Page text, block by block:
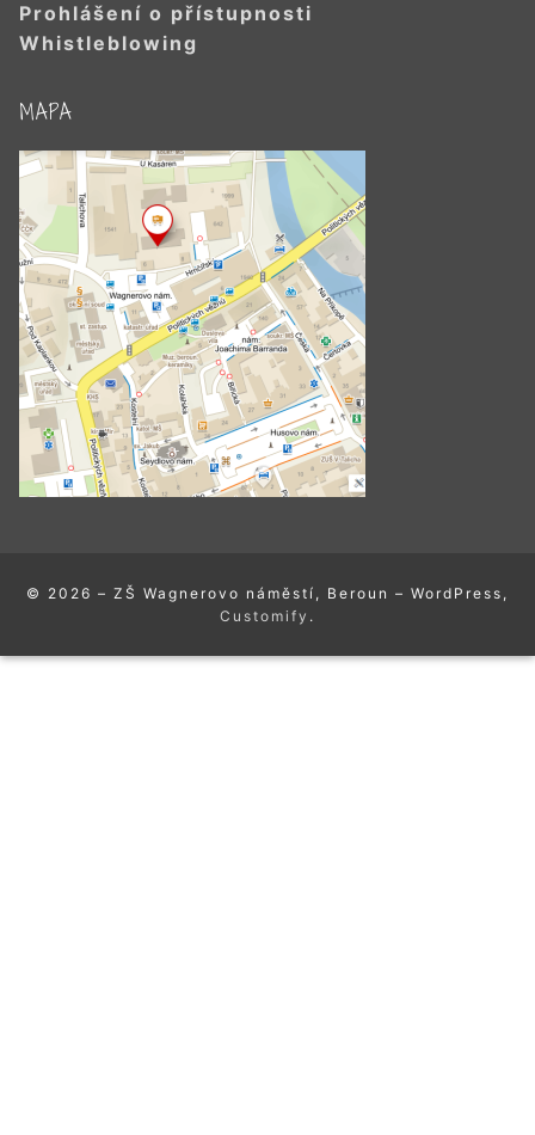
Prohlášení o přístupnosti
Whistleblowing
MAPA
© 2026 – ZŠ Wagnerovo náměstí, Beroun – WordPress,
Customify .